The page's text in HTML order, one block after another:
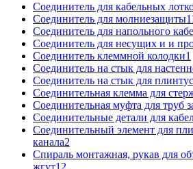
Соединитель для кабельных
Соединитель для молниезащиты
Соединитель для напольного
Соединитель для несущих и и
Соединитель клеммной колодки1
Соединитель на стык для
Соединитель на стык для
Соединительная клемма для
Соединительная муфта для труб
Соединительные детали для
Соединительный элемент для
канала2
Спираль монтажная, рукав для
жгут12